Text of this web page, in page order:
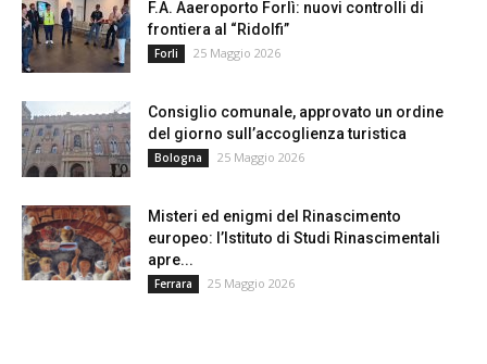
F.A. Aaeroporto Forlì: nuovi controlli di
frontiera al “Ridolfi”
Forli 25 Maggio 2026
Consiglio comunale, approvato un ordine
del giorno sull’accoglienza turistica
Bologna 25 Maggio 2026
Misteri ed enigmi del Rinascimento
europeo: l’Istituto di Studi Rinascimentali
apre...
Ferrara 25 Maggio 2026